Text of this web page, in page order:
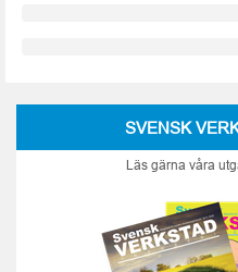
SVENSK
Läs gärna våra